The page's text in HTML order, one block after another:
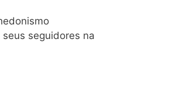
seguidores na